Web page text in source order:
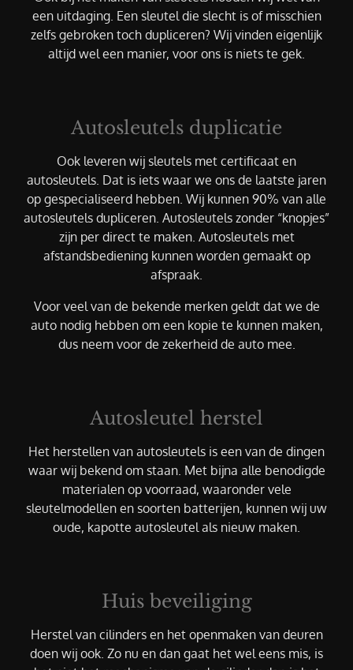
een uitdaging. Een sleutel die slecht is of misschien
zelfs gebroken toch dupliceren? Wij vinden eigenlijk
altijd wel een manier, voor ons is niets te gek.
Autosleutels duplicatie
Ook leveren wij sleutels met certificaat en
autosleutels. Dat is iets waar we ons de laatste jaren
op gespecialiseerd hebben. Wij kunnen 90% van alle
autosleutels dupliceren. Autosleutels zonder “knopjes”
zijn per direct te maken. Autosleutels met
afstandsbediening kunnen worden gemaakt op
afspraak.
Voor veel van de bekende merken geldt dat we de
auto nodig hebben om een kopie te kunnen maken,
dus neem voor de zekerheid de auto mee.
Autosleutel herstel
Het herstellen van autosleutels is een van de dingen
waar wij bekend om staan. Met bijna alle benodigde
materialen op voorraad, waaronder vele
sleutelmodellen en soorten batterijen, kunnen wij uw
oude, kapotte autosleutel als nieuw maken.
Huis beveiliging
Herstel van cilinders en het openmaken van deuren
doen wij ook. Zo nu en dan gaat het wel eens mis, is